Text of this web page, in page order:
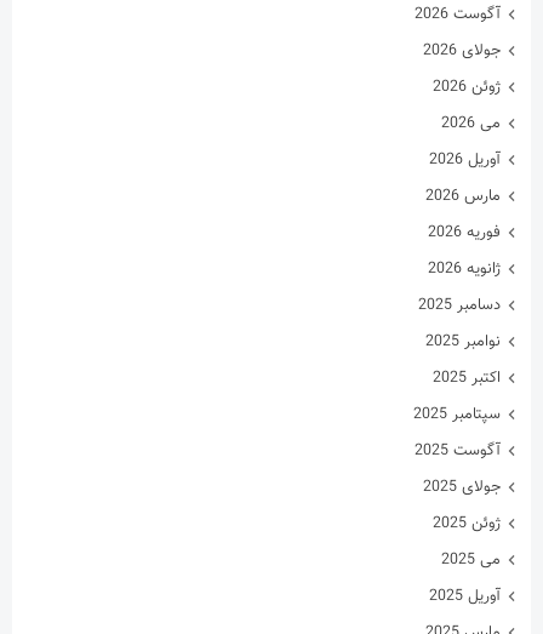
آگوست 2026
جولای 2026
ژوئن 2026
می 2026
آوریل 2026
مارس 2026
فوریه 2026
ژانویه 2026
دسامبر 2025
نوامبر 2025
اکتبر 2025
سپتامبر 2025
آگوست 2025
جولای 2025
ژوئن 2025
می 2025
آوریل 2025